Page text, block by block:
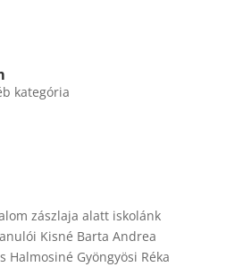
kategória
zászlaja alatt iskolánk
Kisné Barta Andrea
Halmosiné Gyöngyösi Réka